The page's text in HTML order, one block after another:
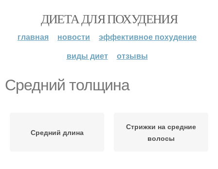
ДИЕТА ДЛЯ ПОХУДЕНИЯ
главная новости
эффективное похудение
виды диет
отзывы
Средний толщина
Средний длина
Стрижки на средние
волосы